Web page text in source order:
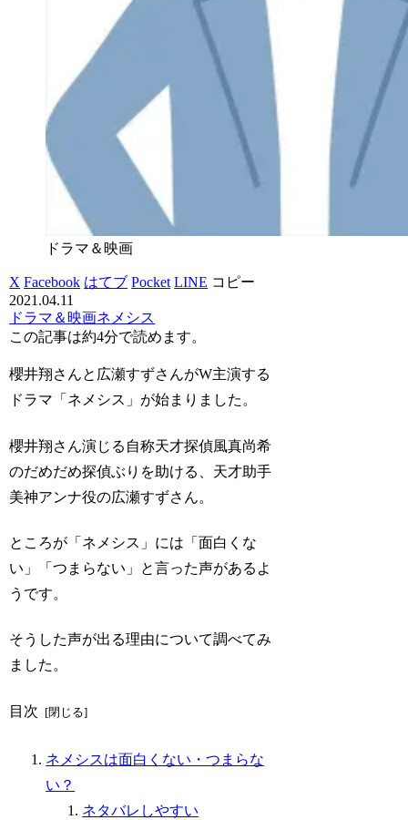
ドラマ＆映画
X Facebook はてブ Pocket LINE コピー
2021.04.11
ドラマ＆映画ネメシス
この記事は約4分で読めます。
櫻井翔さんと広瀬すずさんがW主演する
ドラマ「ネメシス」が始まりました。
櫻井翔さん演じる自称天才探偵風真尚希
のだめだめ探偵ぶりを助ける、天才助手
美神アンナ役の広瀬すずさん。
ところが「ネメシス」には「面白くな
い」「つまらない」と言った声があるよ
うです。
そうした声が出る理由について調べてみ
ました。
目次
ネメシスは面白くない・つまらな
い？
ネタバレしやすい